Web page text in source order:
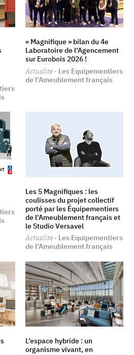
« Magnifique » bilan du 4e
Laboratoire de l’Agencement
sur Eurobois 2026 !
Actualité · Les Equipementiers
de l’Ameublement français
Les 5 Magnifiques : les
coulisses du projet collectif
porté par les Équipementiers
de l’Ameublement français et
le Studio Versavel
Actualité · Les Equipementiers
de l’Ameublement français
L’espace hybride : un
organisme vivant, en